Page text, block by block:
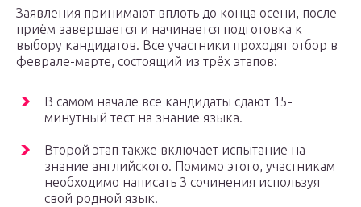
Заявления принимают вплоть до конца осени, после
приём завершается и начинается подготовка к
выбору кандидатов. Все участники проходят отбор в
феврале-марте, состоящий из трёх этапов:
В самом начале все кандидаты сдают 15-
минутный тест на знание языка.
Второй этап также включает испытание на
знание английского. Помимо этого, участникам
необходимо написать 3 сочинения используя
свой родной язык.